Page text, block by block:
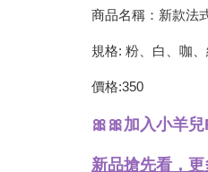
商品名稱：新款法
規格: 粉、白、咖
價格:350
🎀🎀加入小羊
新品搶先看，